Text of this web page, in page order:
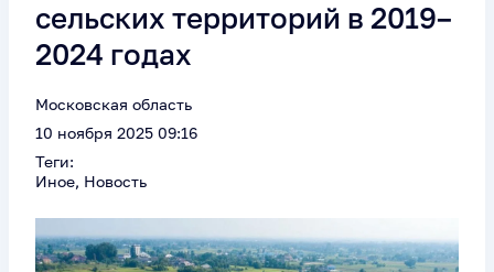
сельских территорий в 2019–
2024 годах
Московская область
10 ноября 2025 09:16
Теги:
Иное, Новость